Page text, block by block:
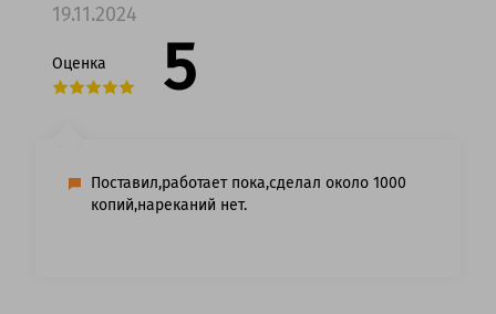
19.11.2024
Оценка 5
Поставил,работает пока,сделал около 1000
копий,нареканий нет.